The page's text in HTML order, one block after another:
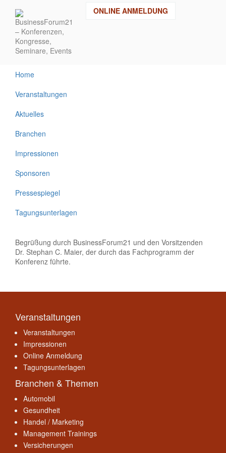
Inhalt
ONLINE ANMELDUNG
Home
Veranstaltungen
Aktuelles
Branchen
Impressionen
Sponsoren
Pressespiegel
Tagungsunterlagen
Begrüßung durch BusinessForum21 und den Vorsitzenden
Dr. Stephan C. Maier, der durch das Fachprogramm der
Konferenz führte.
Veranstaltungen
Veranstaltungen
Impressionen
Online Anmeldung
Tagungsunterlagen
Branchen & Themen
Automobil
Gesundheit
Handel / Marketing
Management Trainings
Versicherungen